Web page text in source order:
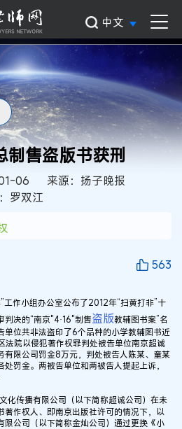
中文
制售盗版书获刑
06
来源：扬子晚报
罗双江
563
作小组办公室公布了2012年“扫黄打非”十
判决的“南京"4·16"制售盗版教辅图书案”名
单位共非法盗印了6个品种的小学教辅图书近
院以侵犯著作权罪判处被告单位南京超诚
有限公司罚金8万元，判处被告人陈某、童某
罚金。两被告单位和两被告人提起上诉，
传播有限公司（以下简称超诚公司）在未
作权人、即南京出版社许可的情况下，以
限公司（以下简称金灿公司）通过更换《小